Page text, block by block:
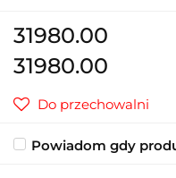
31980.00
31980.00
Do przechowalni
Powiadom gdy